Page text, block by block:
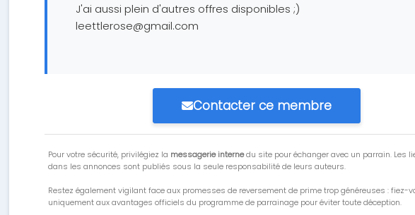
J'ai aussi plein d'autres offres disponibles ;)
leettlerose@gmail.com
Contacter ce membre
Pour votre sécurité, privilégiez la messagerie internedu site pour échanger avec un parrain. Les
dans les annonces sont publiés sous la seule responsabilité de leurs auteurs.
Restez également vigilant face aux promesses de reversement de prime trop généreuses : fiez-
uniquement aux avantages officiels du programme de parrainage pour éviter toute déception.